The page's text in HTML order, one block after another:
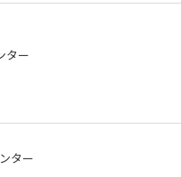
ター
ター